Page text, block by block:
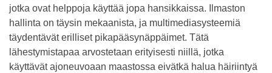
jotka ovat helppoja käyttää jopa hansikkaissa. Ilmaston
hallinta on täysin mekaanista, ja multimediasysteemiä
täydentävät erilliset pikapääsynäppäimet. Tätä
lähestymistapaa arvostetaan erityisesti niillä, jotka
käyttävät ajoneuvoaan maastossa eivätkä halua häiriintyä